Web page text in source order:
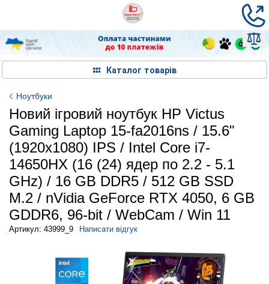
Каталог товарів
Ноутбуки
Новий ігровий ноутбук HP Victus
Gaming Laptop 15-fa2016ns / 15.6"
(1920x1080) IPS / Intel Core i7-
14650HX (16 (24) ядер по 2.2 - 5.1
GHz) / 16 GB DDR5 / 512 GB SSD
M.2 / nVidia GeForce RTX 4050, 6 GB
GDDR6, 96-bit / WebCam / Win 11
Артикул: 43999_9 Написати відгук